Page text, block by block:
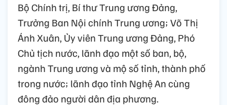
Bộ Chính trị, Bí thư Trung ương Đảng,
Trưởng Ban Nội chính Trung ương; Võ Thị
Ánh Xuân, Ủy viên Trung ương Đảng, Phó
Chủ tịch nước, lãnh đạo một số ban, bộ,
ngành Trung ương và mộ số tỉnh, thành phố
trong nước; lãnh đạo tỉnh Nghệ An cùng
đông đảo người dân địa phương.